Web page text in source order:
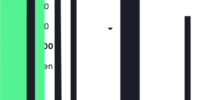
10:00 - 18:00
10:00 - 18:00
10:00 - 18:00
Geschlossen